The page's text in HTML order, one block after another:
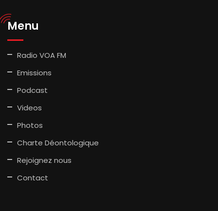
Menu
Radio VOA FM
Emissions
Podcast
Videos
Photos
Charte Déontologique
Rejoignez nous
Contact